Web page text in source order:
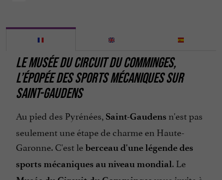
LE MUSÉE DU CIRCUIT DU COMMINGES,
L’ÉPOPÉE DES SPORTS MÉCANIQUES SUR
SAINT-GAUDENS
Au pied des Pyrénées, Saint-Gaudens n'est pas
seulement une étape de charme en Haute-
Garonne. C'est leberceau d'une légende des
sports mécaniques au niveau mondial. Le